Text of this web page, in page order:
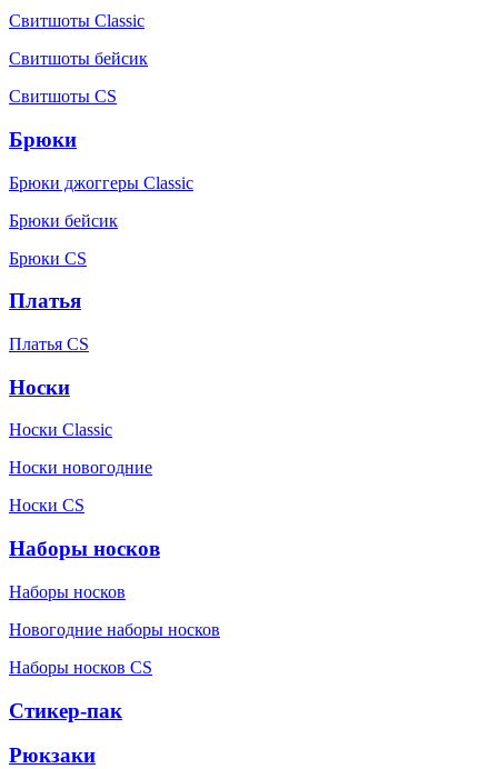
Свитшоты Classic
Свитшоты бейсик
Свитшоты CS
Брюки
Брюки джоггеры Classic
Брюки бейсик
Брюки CS
Платья
Платья CS
Носки
Носки Classic
Носки новогодние
Носки CS
Наборы носков
Наборы носков
Новогодние наборы носков
Наборы носков CS
Стикер-пак
Рюкзаки